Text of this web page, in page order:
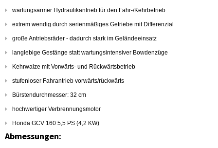
wartungsarmer Hydraulikantrieb für den Fahr-/Kehrbetrieb
extrem wendig durch serienmäßiges Getriebe mit Differenzial
große Antriebsräder - dadurch stark im Geländeeinsatz
langlebige Gestänge statt wartungsintensiver Bowdenzüge
Kehrwalze mit Vorwärts- und Rückwärtsbetrieb
stufenloser Fahrantrieb vorwärts/rückwärts
Bürstendurchmesser: 32 cm
hochwertiger Verbrennungsmotor
Honda GCV 160 5,5 PS (4,2 KW)
Abmessungen: